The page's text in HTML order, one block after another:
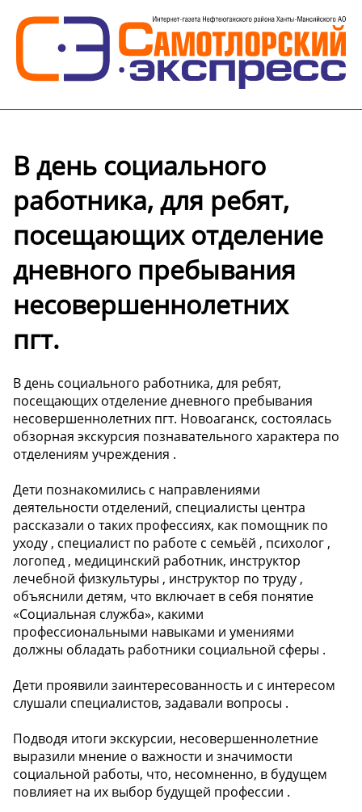
В день социального
работника, для ребят,
посещающих отделение
дневного пребывания
несовершеннолетних
пгт.
В день социального работника, для ребят,
посещающих отделение дневного пребывания
несовершеннолетних пгт. Новоаганск, состоялась
обзорная экскурсия познавательного характера по
отделениям учреждения .
Дети познакомились с направлениями
деятельности отделений, специалисты центра
рассказали о таких профессиях, как помощник по
уходу , специалист по работе с семьёй , психолог ,
логопед , медицинский работник, инструктор
лечебной физкультуры ‍, инструктор по труду ,
объяснили детям, что включает в себя понятие
«Социальная служба», какими
профессиональными навыками и умениями
должны обладать работники социальной сферы .
Дети проявили заинтересованность и с интересом
слушали специалистов, задавали вопросы .
Подводя итоги экскурсии, несовершеннолетние
выразили мнение о важности и значимости
социальной работы, что, несомненно, в будущем
повлияет на их выбор будущей профессии .